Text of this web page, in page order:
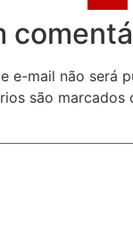
e-mail não será
são marcados